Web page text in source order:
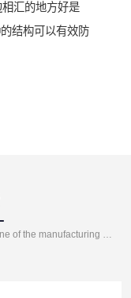
汇的地方好是
结构可以有效防